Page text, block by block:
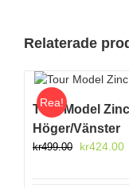
Relaterade
Rea!
Tour Model
Höger/Vänster
kr499.00
Det
kr424.00